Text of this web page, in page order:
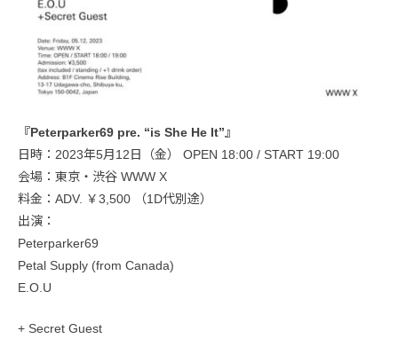
『Peterparker69 pre. “is She He It”』
日時：2023年5月12日（金） OPEN 18:00 / START 19:00
会場：東京・渋谷 WWW X
料金：ADV. ￥3,500 （1D代別途）
出演：
Peterparker69
Petal Supply (from Canada)
E.O.U
+ Secret Guest